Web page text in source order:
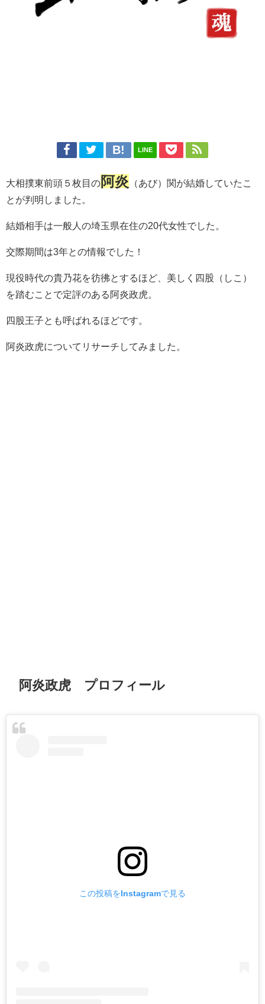
LINE
大相撲東前頭５枚目の 阿炎 （あび）関が結婚していたこ
とが判明しました。
結婚相手は一般人の埼玉県在住の20代女性でした。
交際期間は3年との情報でした！
現役時代の貴乃花を彷彿とするほど、美しく四股（しこ）
を踏むことで定評のある阿炎政虎。
四股王子とも呼ばれるほどです。
阿炎政虎についてリサーチしてみました。
阿炎政虎 プロフィール
この投稿をInstagramで見る